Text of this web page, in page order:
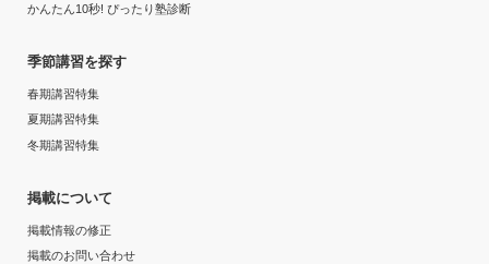
かんたん10秒! ぴったり塾診断
季節講習を探す
春期講習特集
夏期講習特集
冬期講習特集
掲載について
掲載情報の修正
掲載のお問い合わせ